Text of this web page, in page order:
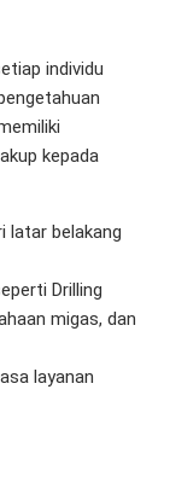
individu
kepada
latar belakang
Drilling
migas, dan
layanan